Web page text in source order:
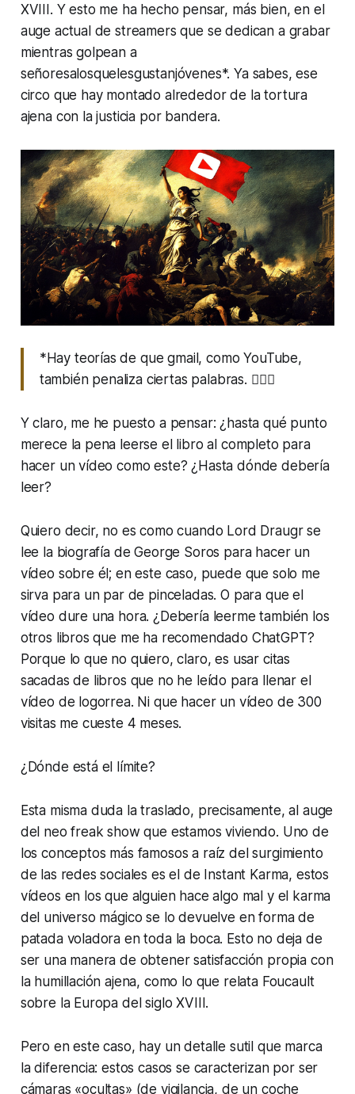
XVIII. Y esto me ha hecho pensar, más bien, en el
auge actual de streamers que se dedican a grabar
mientras golpean a
señoresalosquelesgustanjóvenes*. Ya sabes, ese
circo que hay montado alrededor de la tortura
ajena con la justicia por bandera.
*Hay teorías de que gmail, como YouTube,
también penaliza ciertas palabras. 🤷🏻‍♂️
Y claro, me he puesto a pensar: ¿hasta qué punto
merece la pena leerse el libro al completo para
hacer un vídeo como este? ¿Hasta dónde debería
leer?
Quiero decir, no es como cuando Lord Draugr se
lee la biografía de George Soros para hacer un
vídeo sobre él; en este caso, puede que solo me
sirva para un par de pinceladas. O para que el
vídeo dure una hora. ¿Debería leerme también los
otros libros que me ha recomendado ChatGPT?
Porque lo que no quiero, claro, es usar citas
sacadas de libros que no he leído para llenar el
vídeo de logorrea. Ni que hacer un vídeo de 300
visitas me cueste 4 meses.
¿Dónde está el límite?
Esta misma duda la traslado, precisamente, al auge
del neo freak show que estamos viviendo. Uno de
los conceptos más famosos a raíz del surgimiento
de las redes sociales es el de Instant Karma, estos
vídeos en los que alguien hace algo mal y el karma
del universo mágico se lo devuelve en forma de
patada voladora en toda la boca. Esto no deja de
ser una manera de obtener satisfacción propia con
la humillación ajena, como lo que relata Foucault
sobre la Europa del siglo XVIII.
Pero en este caso, hay un detalle sutil que marca
la diferencia: estos casos se caracterizan por ser
cámaras «ocultas» (de vigilancia, de un coche